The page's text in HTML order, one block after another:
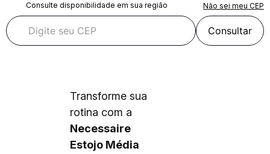
Consulte disponibilidade em sua região Não sei meu CEP
Consultar
Transforme sua
rotina com a
Necessaire
Estojo Média